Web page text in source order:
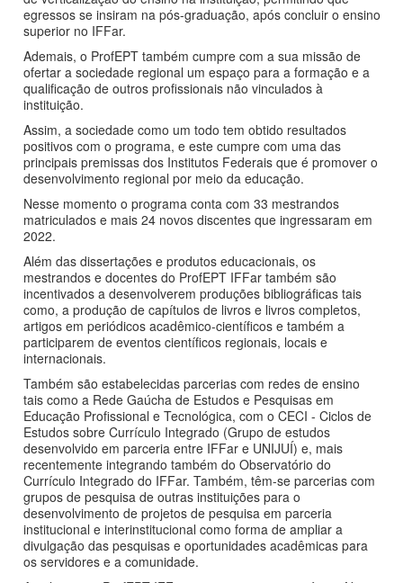
egressos se insiram na pós-graduação, após concluir o ensino
superior no IFFar.
Ademais, o ProfEPT também cumpre com a sua missão de
ofertar a sociedade regional um espaço para a formação e a
qualificação de outros profissionais não vinculados à
instituição.
Assim, a sociedade como um todo tem obtido resultados
positivos com o programa, e este cumpre com uma das
principais premissas dos Institutos Federais que é promover o
desenvolvimento regional por meio da educação.
Nesse momento o programa conta com 33 mestrandos
matriculados e mais 24 novos discentes que ingressaram em
2022.
Além das dissertações e produtos educacionais, os
mestrandos e docentes do ProfEPT IFFar também são
incentivados a desenvolverem produções bibliográficas tais
como, a produção de capítulos de livros e livros completos,
artigos em periódicos acadêmico-científicos e também a
participarem de eventos científicos regionais, locais e
internacionais.
Também são estabelecidas parcerias com redes de ensino
tais como a Rede Gaúcha de Estudos e Pesquisas em
Educação Profissional e Tecnológica, com o CECI - Ciclos de
Estudos sobre Currículo Integrado (Grupo de estudos
desenvolvido em parceria entre IFFar e UNIJUÍ) e, mais
recentemente integrando também do Observatório do
Currículo Integrado do IFFar. Também, têm-se parcerias com
grupos de pesquisa de outras instituições para o
desenvolvimento de projetos de pesquisa em parceria
institucional e interinstitucional como forma de ampliar a
divulgação das pesquisas e oportunidades acadêmicas para
os servidores e a comunidade.